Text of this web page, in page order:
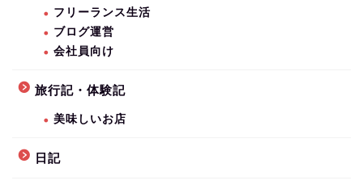
フリーランス生活
ブログ運営
会社員向け
旅行記・体験記
美味しいお店
日記